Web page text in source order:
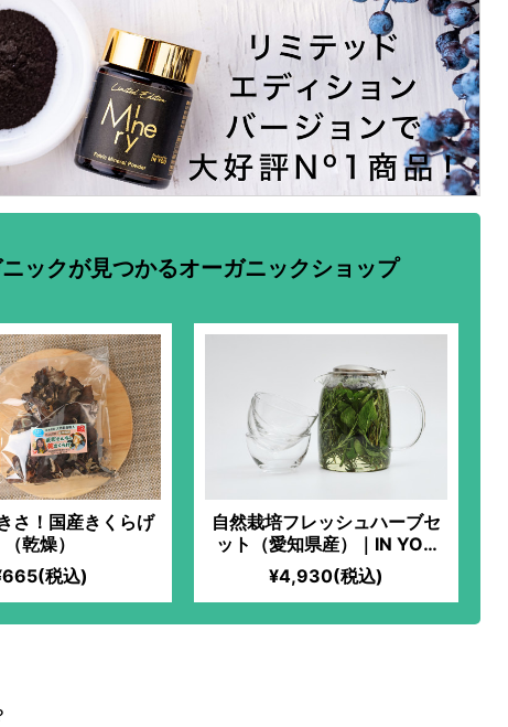
ックが見つかるオーガニックショップ
さ！国産きくらげ
（乾燥）
税込)
自然栽培フレッシュハーブセ
ット（愛知県産）｜IN YOU
MARKET限定！生ハーブティ
ーやデトックスドリンク作り
に最高！心も身体もスッキリ
爽快！新鮮なハーブの力を取
¥4,930(税込)